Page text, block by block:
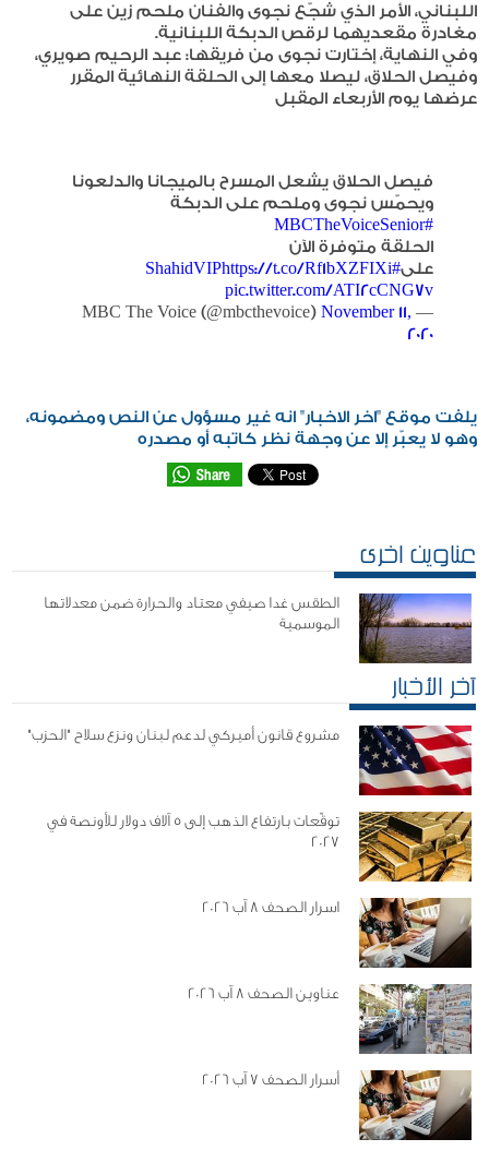
اللبناني، الأمر الذي شجّع نجوى والفنان ملحم زين على
مغادرة مقعديهما لرقص الدبكة اللبنانية.
وفي النهاية، إختارت نجوى من فريقها: عبد الرحيم صويري،
وفيصل الحلاق، ليصلا معها إلى الحلقة النهائية المقرر
عرضها يوم الأربعاء المقبل
فيصل الحلاق يشعل المسرح بالميجانا والدلعونا
ويحمّس نجوى وملحم على الدبكة
#MBCTheVoiceSenior
الحلقة متوفرة الآن
على#ShahidVIP
https://t.co/Rf1bXZFIXi
pic.twitter.com/ATI2cCNG7v
— MBC The Voice (@mbcthevoice)
November 11,
2020
يلفت موقع "اخر الاخبار" انه غير مسؤول عن النص ومضمونه،
وهو لا يعبّر إلا عن وجهة نظر كاتبه أو مصدره
عناوين اخرى
الطقس غدا صيفي معتاد والحرارة ضمن معدلاتها
الموسمية
آخر الأخبار
مشروع قانون أميركي لدعم لبنان ونزع سلاح "الحزب"
توقّعات بارتفاع الذهب إلى 5 آلاف دولار للأونصة في
2027
اسرار الصحف 8 آب 2026
عناوين الصحف 8 آب 2026
أسرار الصحف 7 آب 2026